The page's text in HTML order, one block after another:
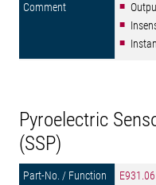
Pyroelectric
(SSP)
E931.06